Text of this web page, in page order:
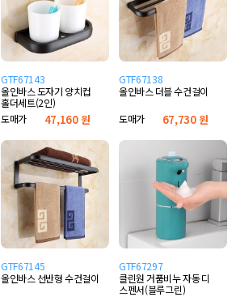
GTF67143
올인바스 도자기 양치컵
홀더세트(2인)
도매가
47,160 원
GTF67138
올인바스 더블 수건걸이
도매가
67,730 원
GTF67145
올인바스 선반형 수건걸이
GTF67297
클린원 거품비누 자동 디
스펜서(블루그린)